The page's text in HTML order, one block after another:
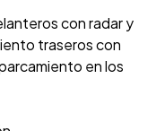
con radar y
traseros con
en los